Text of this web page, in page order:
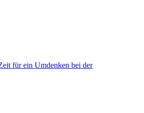
für ein Umdenken bei der